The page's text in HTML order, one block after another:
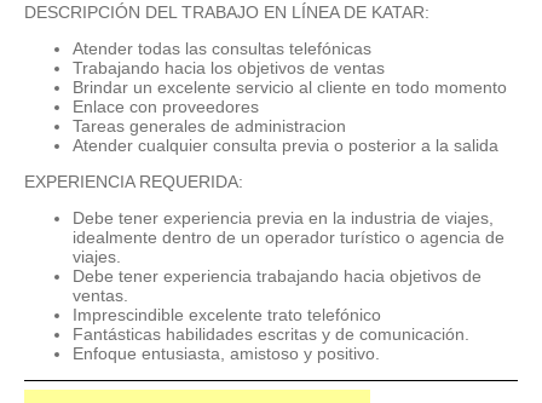
DESCRIPCIÓN DEL TRABAJO EN LÍNEA DE KATAR:
Atender todas las consultas telefónicas
Trabajando hacia los objetivos de ventas
Brindar un excelente servicio al cliente en todo momento
Enlace con proveedores
Tareas generales de administracion
Atender cualquier consulta previa o posterior a la salida
EXPERIENCIA REQUERIDA:
Debe tener experiencia previa en la industria de viajes,
idealmente dentro de un operador turístico o agencia de
viajes.
Debe tener experiencia trabajando hacia objetivos de
ventas.
Imprescindible excelente trato telefónico
Fantásticas habilidades escritas y de comunicación.
Enfoque entusiasta, amistoso y positivo.